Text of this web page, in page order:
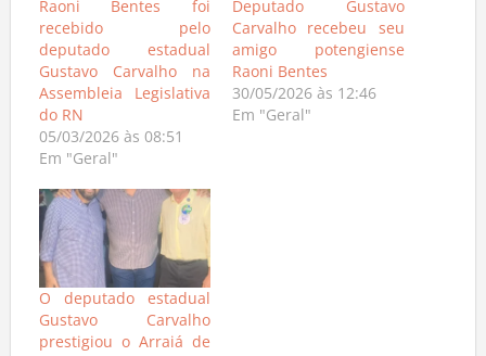
Raoni Bentes foi
recebido pelo
deputado estadual
Gustavo Carvalho na
Assembleia Legislativa
do RN
05/03/2026 às 08:51
Em "Geral"
Deputado Gustavo
Carvalho recebeu seu
amigo potengiense
Raoni Bentes
30/05/2026 às 12:46
Em "Geral"
O deputado estadual
Gustavo Carvalho
prestigiou o Arraiá de